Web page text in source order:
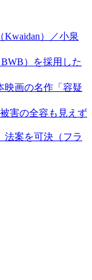
）／小泉
）を採用した
映画の名作「容疑
害の全容も見えず
法案を可決（フラ